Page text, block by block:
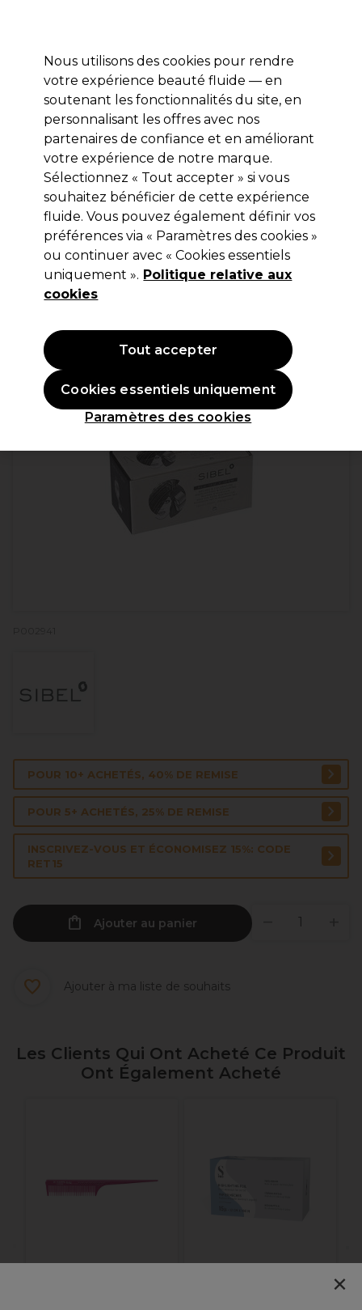
Se connecter
Marques Bons plans 🌟 Coiffure Electro et Matériel
Livraison le lendemain*
Après expédition, du lundi au vendredi
Sibel Feuille d'Aluminium Rouleau
12cmx100m
13,19 €
OFFRE
POUR 10+ ACHETÉS, 40% DE REMISE
POUR 5+ ACHETÉS, 25% DE REMISE
INSCRIVEZ-VOUS ET ÉCONOMISEZ 15%: CODE
RET15
Ajouter au panier
Ajouter à ma liste de souhaits
Les Clients Qui Ont Acheté Ce Produit
Ont Également Acheté
Nous utilisons des cookies pour rendre
votre expérience beauté fluide — en
soutenant les fonctionnalités du site, en
personnalisant les offres avec nos
partenaires de confiance et en améliorant
votre expérience de notre marque.
Sélectionnez « Tout accepter » si vous
souhaitez bénéficier de cette expérience
fluide. Vous pouvez également définir vos
préférences via « Paramètres des cookies »
ou continuer avec « Cookies essentiels
uniquement ». Politique relative aux
cookies
Paramètres des cookies
Cookies essentiels uniquement
Tout accepter
×